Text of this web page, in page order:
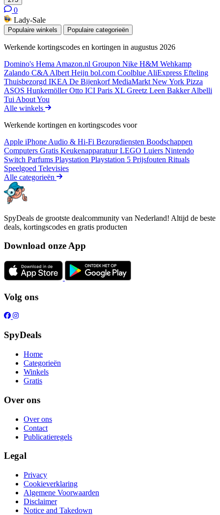
0
Lady-Sale
Populaire winkels Populaire categorieën
Werkende kortingscodes en kortingen in augustus 2026
Domino's Hema Amazon.nl Groupon Nike H&M Wehkamp
Zalando C&A Albert Heijn bol.com Coolblue AliExpress Efteling
Thuisbezorgd IKEA De BijenkorfMediaMarkt New York Pizza
ASOS HunkemöllerOtto ICI Paris XL Greetz Leen BakkerAlbelli
Tui About You
Alle winkels
Werkende kortingen en kortingscodes voor
Apple iPhone Audio & Hi-Fi Bezorgdiensten Boodschappen
Computers Gratis KeukenapparatuurLEGO Luiers Nintendo
Switch Parfums Playstation Playstation 5 Prijsfouten Rituals
Speelgoed Televisies
Alle categorieën
SpyDeals de grootste dealcommunity van Nederland! Altijd de beste
deals, kortingscodes en gratis producten
Download onze App
Volg ons
SpyDeals
Home
Categorieën
Winkels
Gratis
Over ons
Over ons
Contact
Publicatieregels
Legal
Privacy
Cookieverklaring
Algemene Voorwaarden
Disclaimer
Notice and Takedown